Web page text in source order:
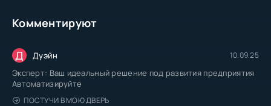
Комментируют
Д Дуэйн 10.09.25
Эксперт: Ваш идеальный решение под развития предприятия
Автоматизируйте
ПОСТУЧИ В МОЮ ДВЕРЬ